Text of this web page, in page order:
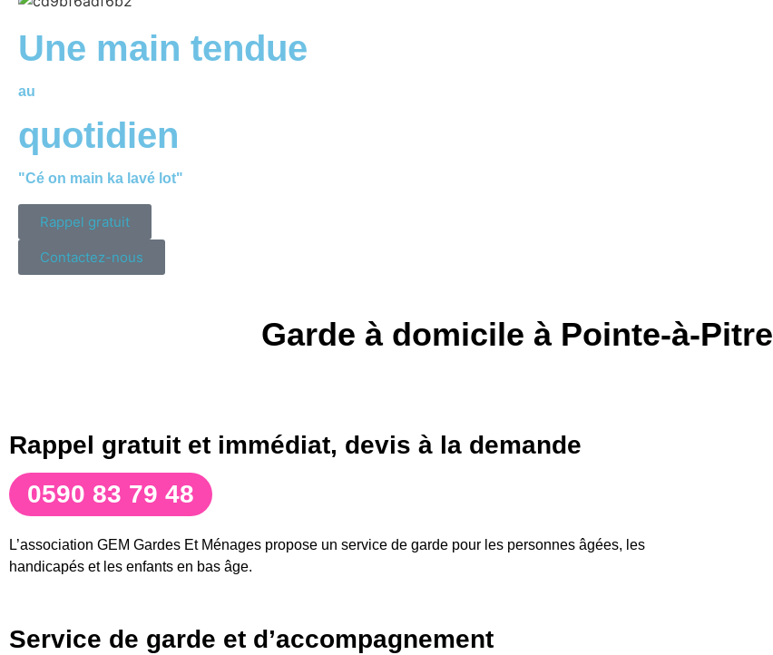
Une main tendue
au
quotidien
"Cé on main ka lavé lot"
Rappel gratuit
Contactez-nous
Garde à domicile à Pointe-à-Pitre
Rappel gratuit et immédiat, devis à la demande
0590 83 79 48
L’association GEM Gardes Et Ménages propose un service de garde pour les personnes âgées, les
handicapés et les enfants en bas âge.
Service de garde et d’accompagnement